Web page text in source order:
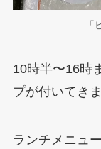
10時半〜16時
プが付いてきま
ランチメニュ